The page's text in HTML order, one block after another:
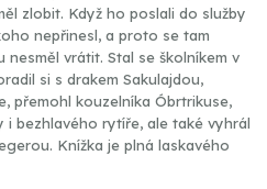
zlobit. Když ho poslali do služby
nepřinesl, a proto se tam
vrátit. Stal se školníkem v
si s drakem Sakulajdou,
přemohl kouzelníka Óbrtrikuse,
i bezhlavého rytíře, ale také vyhrál
Knížka je plná laskavého